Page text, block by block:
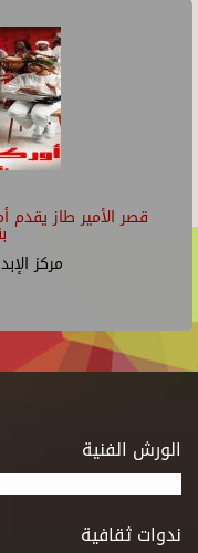
قصر الأمير طاز يقدم
مركز
الورش الفنية
ندوات ثقافية